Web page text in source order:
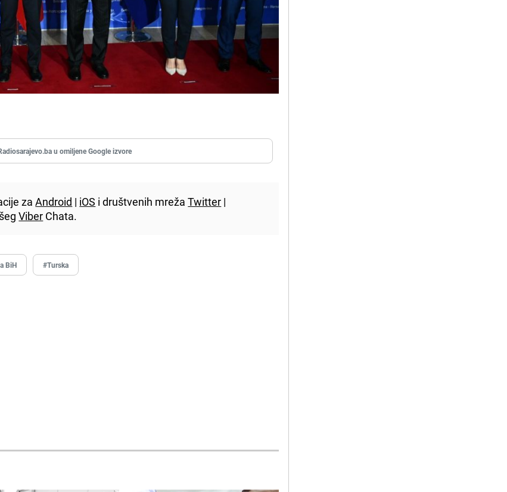
u omiljene Google izvore
zaAndroid | iOS i društvenih mrežaTwitter |
Viber Chata.
BiH #Turska